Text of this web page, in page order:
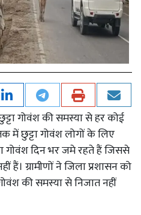
गोवंश की समस्या से हर कोई
में छुट्टा गोवंश लोगों के लिए
गोवंश दिन भर जमे रहते हैं जिससे
हैं। ग्रामीणों ने जिला प्रशासन को
की समस्या से निजात नहीं